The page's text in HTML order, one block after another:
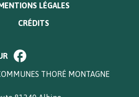
LÉGALES
CRÉDITS
THORÉ MONTAGNE